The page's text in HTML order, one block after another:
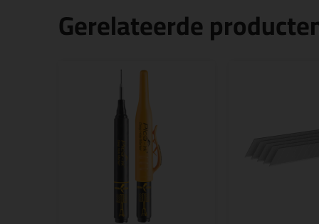
Gerelateerde